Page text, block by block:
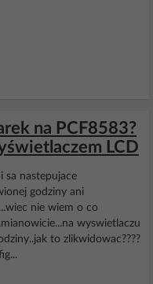
na PCF8583?
LCD
sa nastepujace
godziny ani
nie wiem o co
wyswietlaczu
to zlikwidowac????